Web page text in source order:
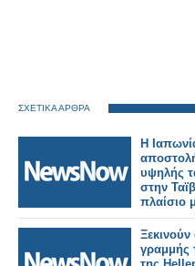
ΣΧΕΤΙΚΑ ΑΡΘΡΑ
Η
υψηλής
στην
πλαίσιο
Ξεκινούν
γραμμής